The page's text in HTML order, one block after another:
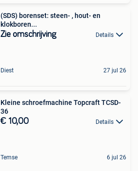
(SDS) borenset: steen- , hout- en
klokboren...
Zie omschrijving Details
Diest 27 jul 26
Kleine schroefmachine Topcraft TCSD-
36
€ 10,00 Details
Temse 6 jul 26